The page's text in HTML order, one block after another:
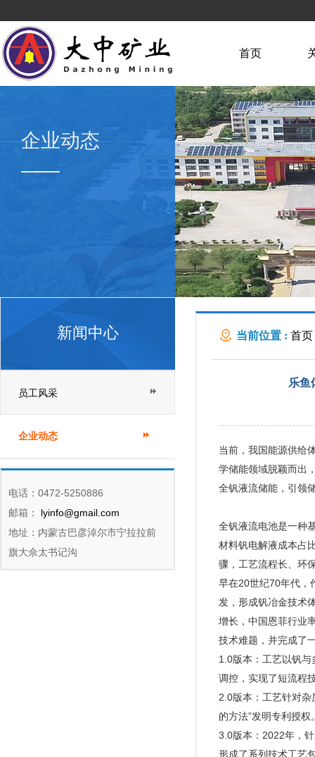
首页
企业动态
新闻中心
员工风采
企业动态
电话：0472-5250886
邮箱：
lyinfo@gmail.com
地址：内蒙古巴彦淖尔市宁拉拉前
旗大佘太书记沟
当前位置 : 首页
乐鱼
当前，我国能源供给
学储能领域脱颖而出
全钒液流储能，引领
全钒液流电池是一种
材料钒电解液成本占
骤，工艺流程长、环
早在20世纪70年代，
发，形成钒冶金技术
增长，中国恩菲行业
技术难题，并完成了
1.0版本：工艺以钒
调控，实现了短流程
2.0版本：工艺针对
的方法”发明专利授权
3.0版本：2022年，
形成了系列技术工艺